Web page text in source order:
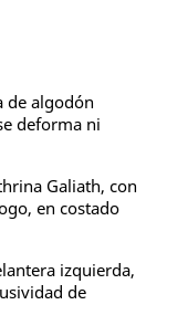
de algodón
deforma ni
Galiath, con
en costado
izquierda,
de